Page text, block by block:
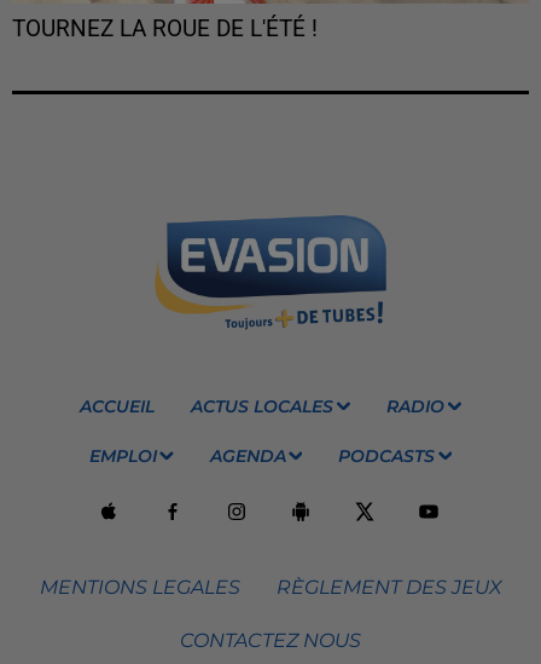
TOURNEZ LA ROUE DE L'ÉTÉ !
ACCUEIL ACTUS LOCALES RADIO
EMPLOI AGENDA PODCASTS
MENTIONS LEGALES RÈGLEMENT DES JEUX
CONTACTEZ NOUS